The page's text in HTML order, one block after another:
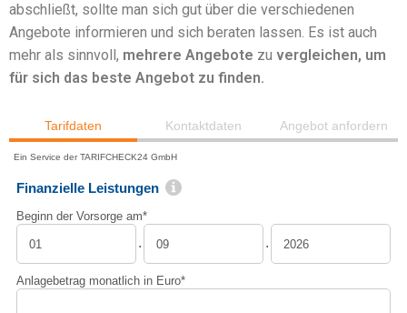
abschließt, sollte man sich gut über die verschiedenen
Angebote informieren und sich beraten lassen. Es ist auch
mehr als sinnvoll, mehrere Angebote zu vergleichen, um
für sich das beste Angebot zu finden.